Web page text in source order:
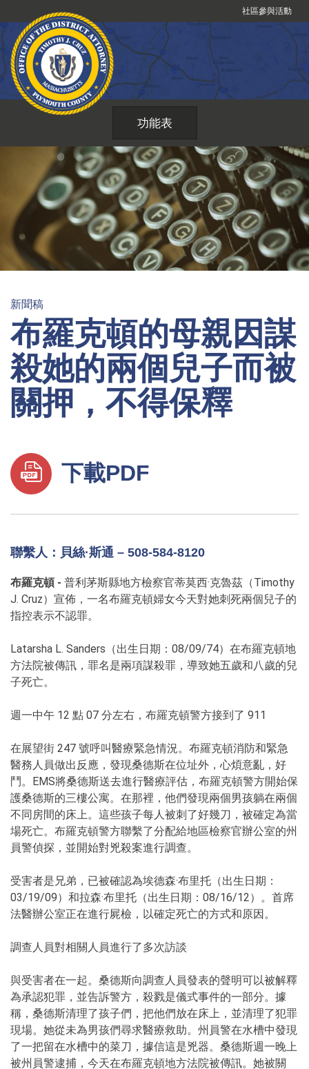
到
內
社區參與活動
功能表
新聞稿
布羅克頓的母親因謀
殺她的兩個兒子而被
關押，不得保釋
下載PDF
聯繫人：貝絲·斯通 – 508-584-8120
布羅克頓 - 普利茅斯縣地方檢察官蒂莫西·克魯茲（Timothy
J. Cruz）宣佈，一名布羅克頓婦女今天對她刺死兩個兒子的
指控表示不認罪。
Latarsha L. Sanders（出生日期：08/09/74）在布羅克頓地
方法院被傳訊，罪名是兩項謀殺罪，導致她五歲和八歲的兒
子死亡。
週一中午 12 點 07 分左右，布羅克頓警方接到了 911
在展望街 247 號呼叫醫療緊急情況。布羅克頓消防和緊急
醫務人員做出反應，發現桑德斯在位址外，心煩意亂，好
鬥。EMS將桑德斯送去進行醫療評估，布羅克頓警方開始保
護桑德斯的三樓公寓。在那裡，他們發現兩個男孩躺在兩個
不同房間的床上。這些孩子每人被刺了好幾刀，被確定為當
場死亡。布羅克頓警方聯繫了分配給地區檢察官辦公室的州
員警偵探，並開始對兇殺案進行調查。
受害者是兄弟，已被確認為埃德森·布里托（出生日期：
03/19/09）和拉森·布里托（出生日期：08/16/12）。首席
法醫辦公室正在進行屍檢，以確定死亡的方式和原因。
調查人員對相關人員進行了多次訪談
與受害者在一起。桑德斯向調查人員發表的聲明可以被解釋
為承認犯罪，並告訴警方，殺戮是儀式事件的一部分。據
稱，桑德斯清理了孩子們，把他們放在床上，並清理了犯罪
現場。她從未為男孩們尋求醫療救助。州員警在水槽中發現
了一把留在水槽中的菜刀，據信這是兇器。桑德斯週一晚上
被州員警逮捕，今天在布羅克頓地方法院被傳訊。她被關